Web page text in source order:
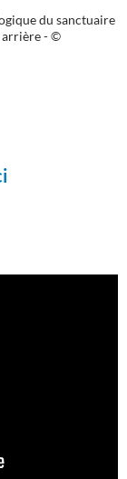
du sanctuaire
arrière - ©